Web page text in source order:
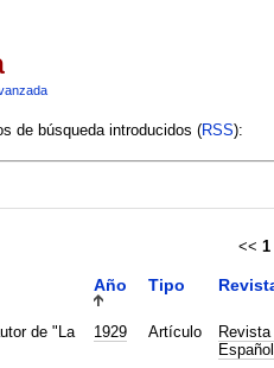
de búsqueda introducidos (RSS):
<< 1
Año Tipo
de "La
1929 Artículo